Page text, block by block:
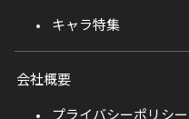
キャラ特集
会社概要
プライバシーポリシー